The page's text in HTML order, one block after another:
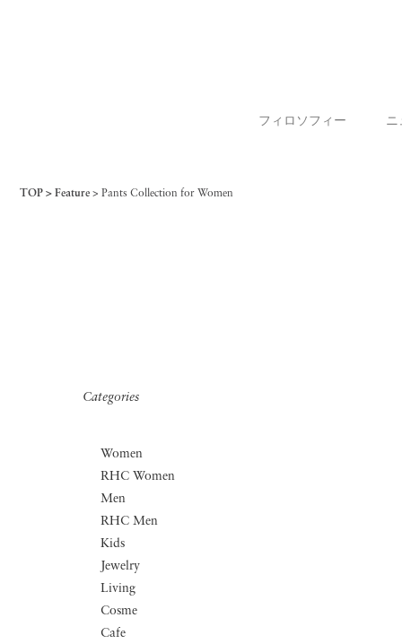
フィロソフィー ニ
TOP Feature Pants Collection for Women
Categories
Women
RHC Women
Men
RHC Men
Kids
Jewelry
Living
Cosme
Cafe